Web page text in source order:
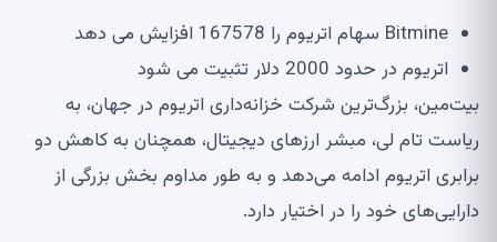
Bitmine سهام اتریوم را 167578 افزایش می دهد
اتریوم در حدود 2000 دلار تثبیت می شود
بیت‌مین، بزرگ‌ترین شرکت خزانه‌داری اتریوم در جهان، به
ریاست تام لی، مبشر ارزهای دیجیتال، همچنان به کاهش دو
برابری اتریوم ادامه می‌دهد و به طور مداوم بخش بزرگی از
دارایی‌های خود را در اختیار دارد.